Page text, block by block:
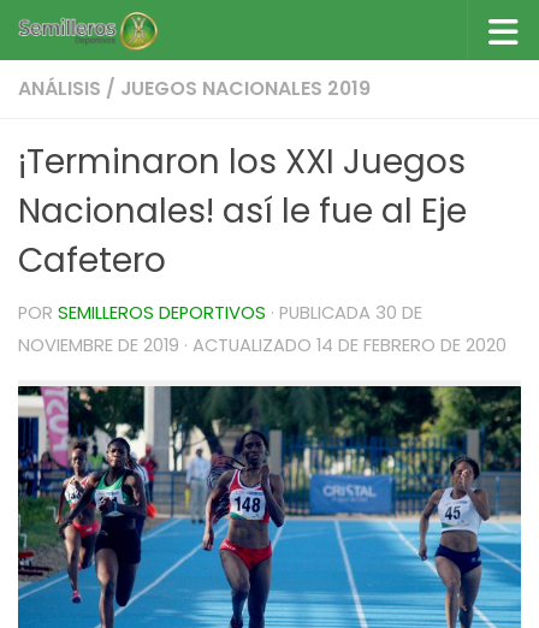
Saltar al contenido
ANÁLISIS / JUEGOS NACIONALES 2019
¡Terminaron los XXI Juegos
Nacionales! así le fue al Eje
Cafetero
POR SEMILLEROS DEPORTIVOS · PUBLICADA 30 DE
NOVIEMBRE DE 2019 · ACTUALIZADO 14 DE FEBRERO DE 2020